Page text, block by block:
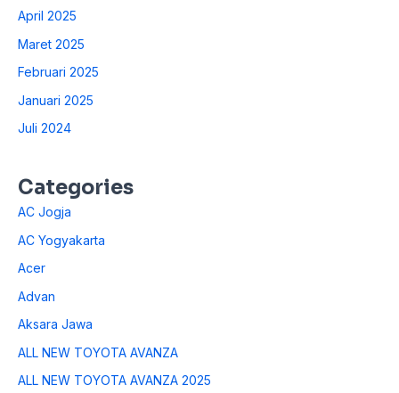
April 2025
Maret 2025
Februari 2025
Januari 2025
Juli 2024
Categories
AC Jogja
AC Yogyakarta
Acer
Advan
Aksara Jawa
ALL NEW TOYOTA AVANZA
ALL NEW TOYOTA AVANZA 2025